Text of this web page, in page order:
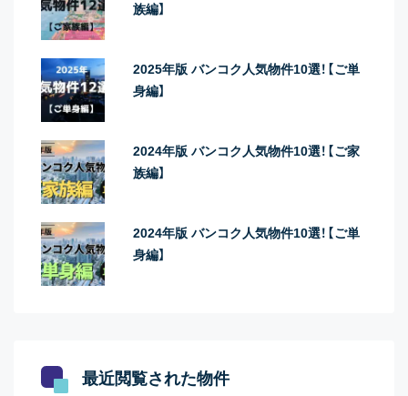
族編】
2025年版 バンコク人気物件10選！【ご単
身編】
2024年版 バンコク人気物件10選！【ご家
族編】
2024年版 バンコク人気物件10選！【ご単
身編】
最近閲覧された物件